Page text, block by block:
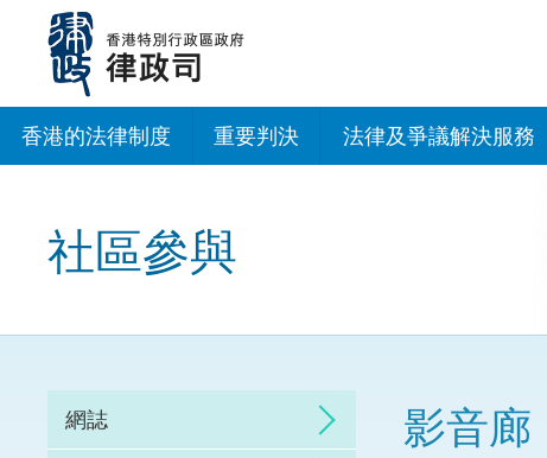
內
香港的法律制度 重要判決 法律及爭議解決服務
訴訟
社區參與
網誌 影音廊